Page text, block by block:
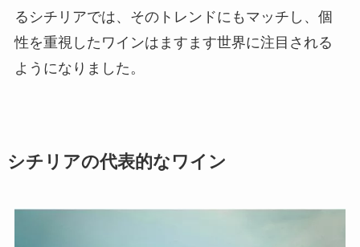
るシチリアでは、そのトレンドにもマッチし、個
性を重視したワインはますます世界に注目される
ようになりました。
シチリアの代表的なワイン